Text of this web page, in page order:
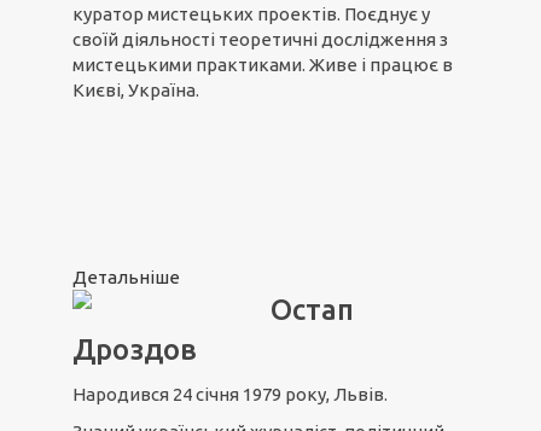
куратор мистецьких проектів. Поєднує у
своїй діяльності теоретичні дослідження з
мистецькими практиками. Живе і працює в
Києві, Україна.
Детальніше
Остап
Дроздов
Народився 24 січня 1979 року, Львів.